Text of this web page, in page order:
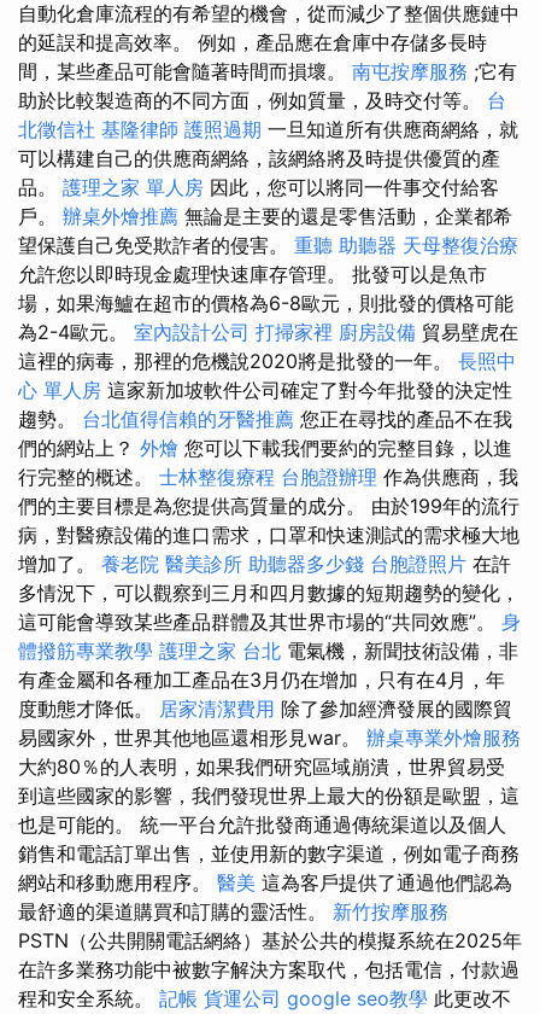
自動化倉庫流程的有希望的機會，從而減少了整個供應鏈中
的延誤和提高效率。 例如，產品應在倉庫中存儲多長時
間，某些產品可能會隨著時間而損壞。 南屯按摩服務 ;它有
助於比較製造商的不同方面，例如質量，及時交付等。 台
北徵信社 基隆律師 護照過期 一旦知道所有供應商網絡，就
可以構建自己的供應商網絡，該網絡將及時提供優質的產
品。 護理之家 單人房 因此，您可以將同一件事交付給客
戶。 辦桌外燴推薦 無論是主要的還是零售活動，企業都希
望保護自己免受欺詐者的侵害。 重聽 助聽器 天母整復治療
允許您以即時現金處理快速庫存管理。 批發可以是魚市
場，如果海鱸在超市的價格為6-8歐元，則批發的價格可能
為2-4歐元。 室內設計公司 打掃家裡 廚房設備 貿易壁虎在
這裡的病毒，那裡的危機說2020將是批發的一年。 長照中
心 單人房 這家新加坡軟件公司確定了對今年批發的決定性
趨勢。 台北值得信賴的牙醫推薦 您正在尋找的產品不在我
們的網站上？ 外燴 您可以下載我們要約的完整目錄，以進
行完整的概述。 士林整復療程 台胞證辦理 作為供應商，我
們的主要目標是為您提供高質量的成分。 由於199年的流行
病，對醫療設備的進口需求，口罩和快速測試的需求極大地
增加了。 養老院 醫美診所 助聽器多少錢 台胞證照片 在許
多情況下，可以觀察到三月和四月數據的短期趨勢的變化，
這可能會導致某些產品群體及其世界市場的“共同效應”。 身
體撥筋專業教學 護理之家 台北 電氣機，新聞技術設備，非
有產金屬和各種加工產品在3月仍在增加，只有在4月，年
度動態才降低。 居家清潔費用 除了參加經濟發展的國際貿
易國家外，世界其他地區還相形見war。 辦桌專業外燴服務
大約80％的人表明，如果我們研究區域崩潰，世界貿易受
到這些國家的影響，我們發現世界上最大的份額是歐盟，這
也是可能的。 統一平台允許批發商通過傳統渠道以及個人
銷售和電話訂單出售，並使用新的數字渠道，例如電子商務
網站和移動應用程序。 醫美 這為客戶提供了通過他們認為
最舒適的渠道購買和訂購的靈活性。 新竹按摩服務
PSTN（公共開關電話網絡）基於公共的模擬系統在2025年
在許多業務功能中被數字解決方案取代，包括電信，付款過
程和安全系統。 記帳 貨運公司 google seo教學 此更改不